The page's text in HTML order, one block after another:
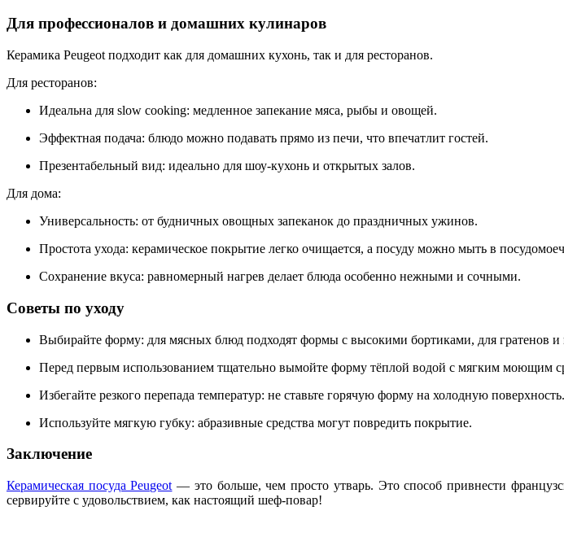
Для профессионалов и домашних кулинаров
Керамика Peugeot подходит как для домашних кухонь, так и для ресторанов.
Для ресторанов:
Идеальна для slow cooking: медленное запекание мяса, рыбы и овощей.
Эффектная подача: блюдо можно подавать прямо из печи, что впечатлит гостей.
Презентабельный вид: идеально для шоу-кухонь и открытых залов.
Для дома:
Универсальность: от будничных овощных запеканок до праздничных ужинов.
Простота ухода: керамическое покрытие легко очищается, а посуду можно мыть в
Сохранение вкуса: равномерный нагрев делает блюда особенно нежными и сочными.
Советы по уходу
Выбирайте форму: для мясных блюд подходят формы с высокими бортиками, для гратенов
Перед первым использованием тщательно вымойте форму тёплой водой с мягким моющим
Избегайте резкого перепада температур: не ставьте горячую форму на холодную поверхность.
Используйте мягкую губку: абразивные средства могут повредить покрытие.
Заключение
Керамическая посуда Peugeot — это больше, чем просто утварь. Это способ привнести
сервируйте с удовольствием, как настоящий шеф-повар!